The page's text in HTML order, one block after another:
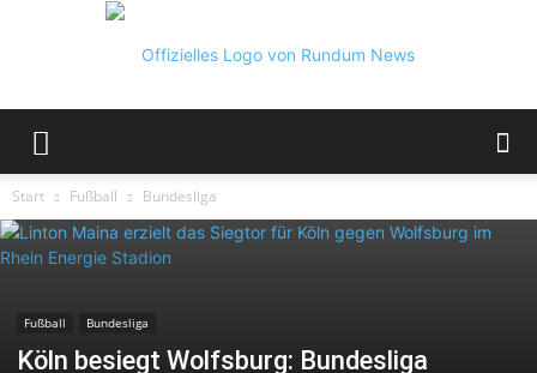
Start Fußball Bundesliga
Fußball Bundesliga
Köln besiegt Wolfsburg: Bundesliga